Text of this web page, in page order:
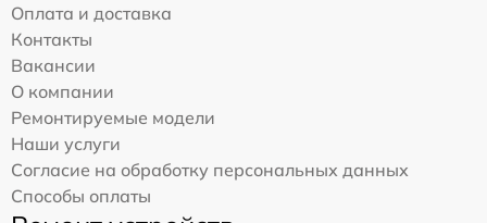
Оплата и доставка
Контакты
Вакансии
О компании
Ремонтируемые модели
Наши услуги
Согласие на обработку персональных данных
Способы оплаты